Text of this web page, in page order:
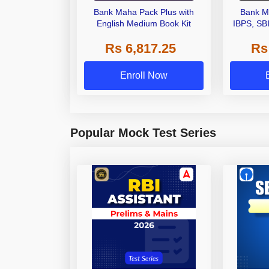
Bank Maha Pack Plus with
English Medium Book Kit
Rs 6,817.25
Enroll Now
Bank
IBPS,
Other
Popular Mock Test Series